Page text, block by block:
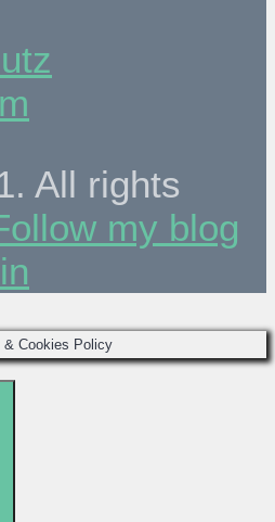
All rights
my blog
& Cookies Policy